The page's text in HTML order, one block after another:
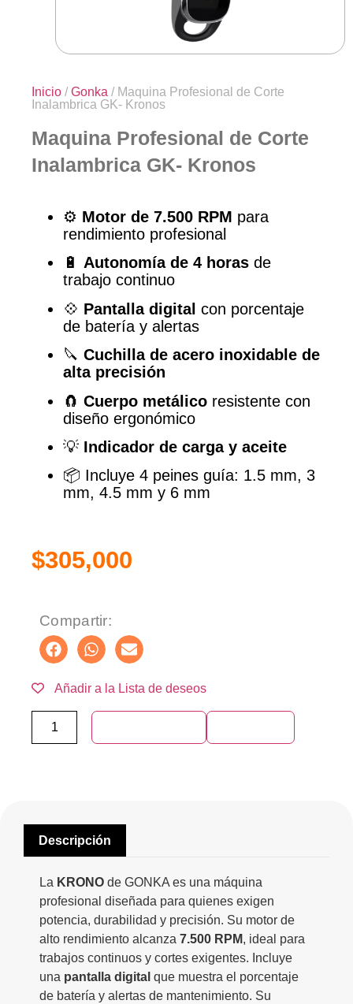
Inicio /Gonka / Maquina Profesional de Corte
Inalambrica GK- Kronos
Maquina Profesional de Corte
Inalambrica GK- Kronos
⚙️ Motor de 7.500 RPM para
rendimiento profesional
🔋 Autonomía de 4 horas de
trabajo continuo
💠 Pantalla digital con porcentaje
de batería y alertas
🔪 Cuchilla de acero inoxidable de
alta precisión
🧲 Cuerpo metálico resistente con
diseño ergonómico
💡 Indicador de carga y aceite
📦 Incluye 4 peines guía: 1.5 mm, 3
mm, 4.5 mm y 6 mm
$305,000
Compartir:
Añadir a la Lista de deseos
Descripción
La KRONO de GONKA es una máquina
profesional diseñada para quienes exigen
potencia, durabilidad y precisión. Su motor de
alto rendimiento alcanza 7.500 RPM, ideal para
trabajos continuos y cortes exigentes. Incluye
una pantalla digital que muestra el porcentaje
de batería y alertas de mantenimiento. Su